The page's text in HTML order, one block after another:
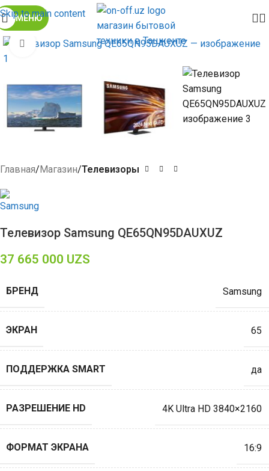
Skip to main content
МЕНЮ
Click to enlarge
Главная Магазин Телевизоры
Телевизор Samsung QE65QN95DAUXUZ
37 665 000 UZS
БРЕНД Samsung
ЭКРАН 65
ПОДДЕРЖКА SMART да
РАЗРЕШЕНИЕ HD 4K Ultra HD 3840×2160
ФОРМАТ ЭКРАНА 16:9